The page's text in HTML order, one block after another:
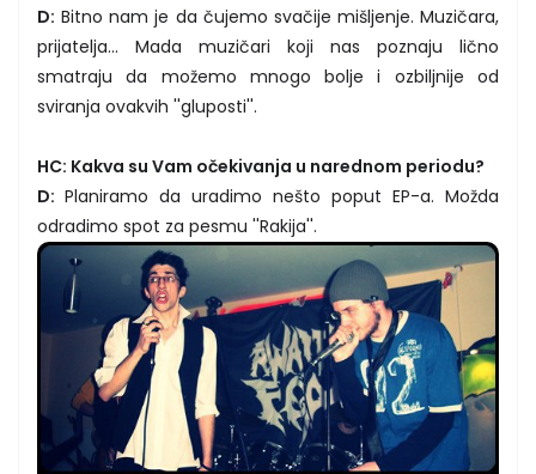
D: Bitno nam je da čujemo svačije mišljenje. Muzičara,
prijatelja... Mada muzičari koji nas poznaju lično
smatraju da možemo mnogo bolje i ozbiljnije od
sviranja ovakvih ''gluposti''.
HC: Kakva su Vam očekivanja u narednom periodu?
D: Planiramo da uradimo nešto poput EP-a. Možda
odradimo spot za pesmu ''Rakija''.